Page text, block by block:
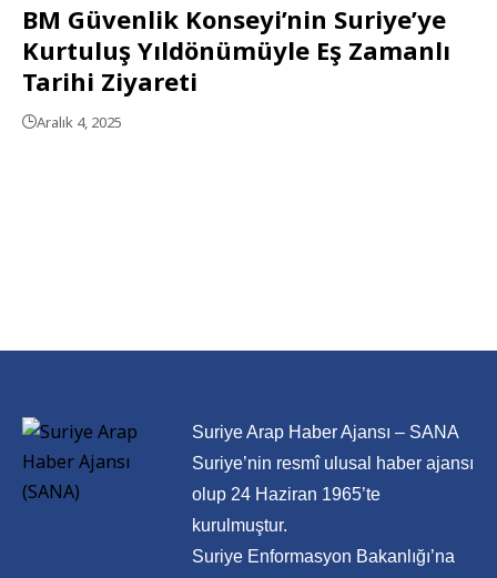
BM Güvenlik Konseyi’nin Suriye’ye
Kurtuluş Yıldönümüyle Eş Zamanlı
Tarihi Ziyareti
Aralık 4, 2025
Suriye Arap Haber Ajansı – SANA
Suriye’nin resmî ulusal haber ajansı
olup 24 Haziran 1965’te
kurulmuştur.
Suriye Enformasyon Bakanlığı’na